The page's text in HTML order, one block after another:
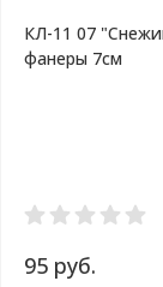
КЛ-11 07
фанеры 7см
95 руб.